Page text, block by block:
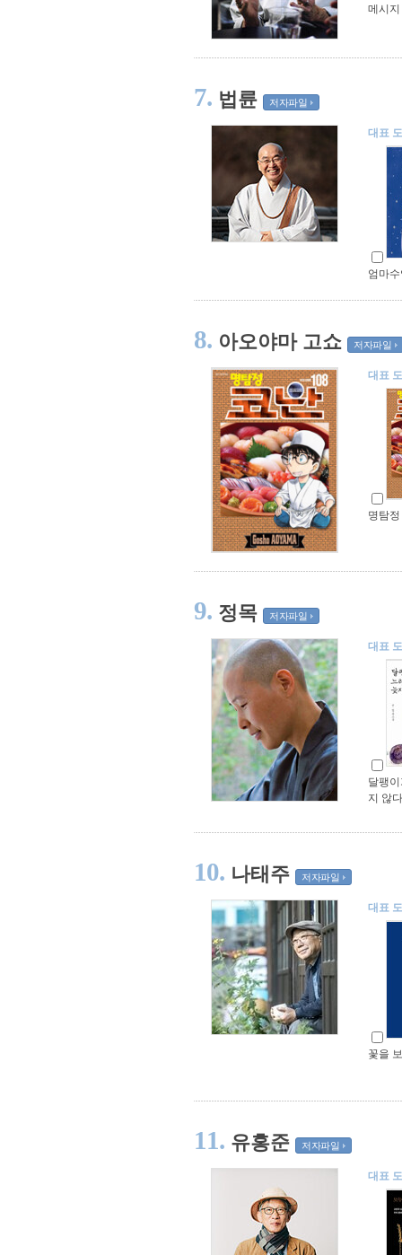
메시
7. 법륜 저자파일
대표
엄마
8. 아오야마 고쇼 저자파일
대표
명탐
9. 정목 저자파일
대표
달팽
지 않다
10. 나태주 저자파일
대표
꽃을
11. 유홍준 저자파일
대표